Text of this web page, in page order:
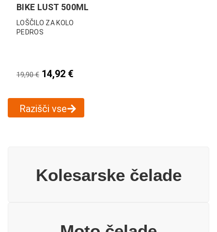
BIKE LUST 500ML
LOŠČILO ZA KOLO
PEDROS
19,90€ 14,92 €
Razišči vse
Kolesarske čelade